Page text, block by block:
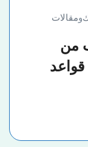
ومقالات
من